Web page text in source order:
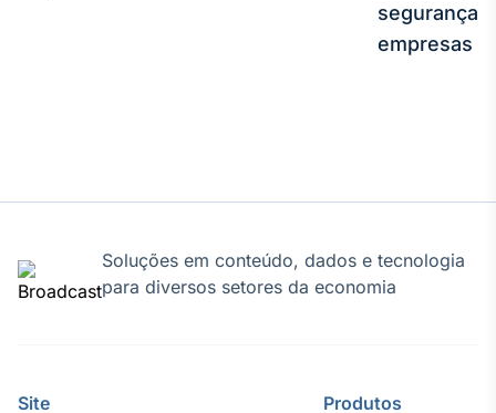
segurança
empresas
Soluções em conteúdo, dados e tecnologia
para diversos setores da economia
Site Produtos